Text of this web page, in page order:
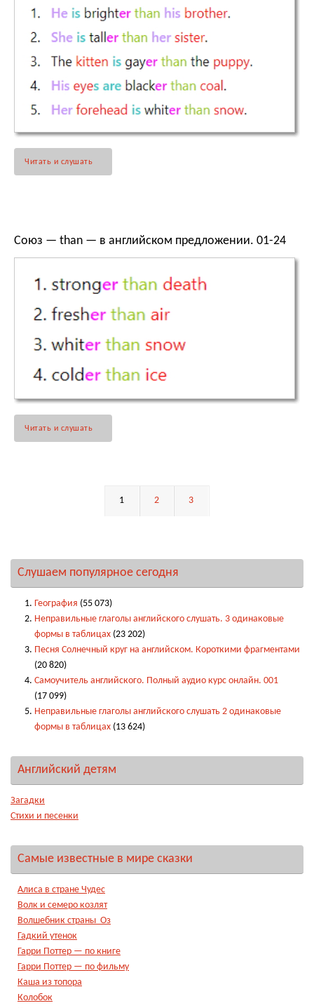
Читать и слушать
Союз — than — в английском предложении. 01-24
Читать и слушать
1 2 3
Слушаем популярное сегодня
География (55 073)
Неправильные глаголы английского слушать. 3 одинаковые
формы в таблицах (23 202)
Песня Солнечный круг на английском. Короткими фрагментами
(20 820)
Самоучитель английского. Полный аудио курс онлайн. 001
(17 099)
Неправильные глаголы английского слушать 2 одинаковые
формы в таблицах (13 624)
Английский детям
Загадки
Стихи и песенки
Самые известные в мире сказки
Алиса в стране Чудес
Волк и семеро козлят
Волшебник страны Оз
Гадкий утенок
Гарри Поттер — по книге
Гарри Поттер — по фильму
Каша из топора
Колобок